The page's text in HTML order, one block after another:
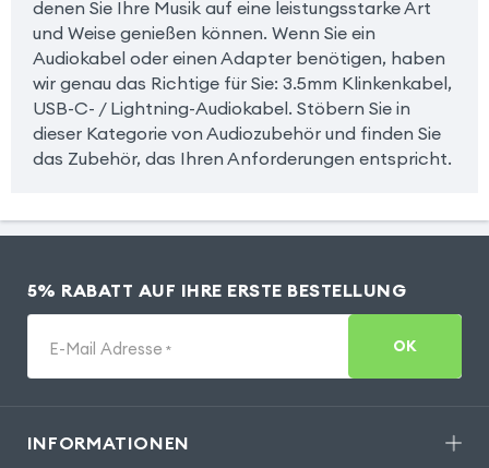
denen Sie Ihre Musik auf eine leistungsstarke Art
und Weise genießen können. Wenn Sie ein
Audiokabel oder einen Adapter benötigen, haben
wir genau das Richtige für Sie: 3.5mm Klinkenkabel,
USB-C- / Lightning-Audiokabel. Stöbern Sie in
dieser Kategorie von Audiozubehör und finden Sie
das Zubehör, das Ihren Anforderungen entspricht.
5% RABATT AUF IHRE ERSTE BESTELLUNG
E-Mail Adresse * OK
INFORMATIONEN